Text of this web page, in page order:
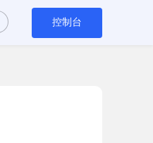
控制台